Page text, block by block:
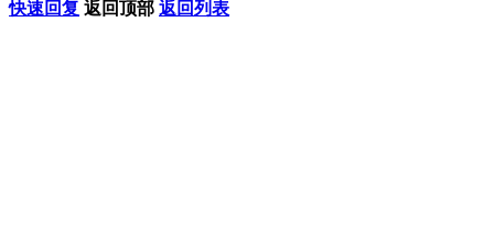
快速回复 返回顶部 返回列表